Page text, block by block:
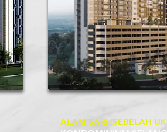
ALAM SARI (SEBELAH